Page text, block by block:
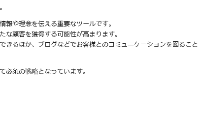
や理念を伝える重要なツールです。
顧客を獲得する可能性が高まります。
るほか、ブログなどでお客様とのコミュニケーションを図ること
必須の戦略となっています。